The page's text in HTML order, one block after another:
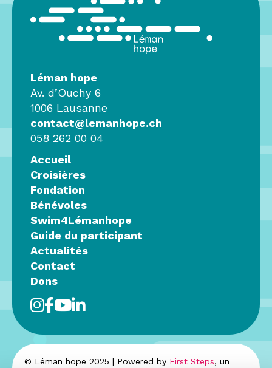
Léman hope
Av. d’Ouchy 6
1006 Lausanne
contact@lemanhope.ch
058 262 00 04
Accueil
Croisières
Fondation
Bénévoles
Swim4Lémanhope
Guide du participant
Actualités
Contact
Dons
© Léman hope 2025 | Powered by First Steps, un